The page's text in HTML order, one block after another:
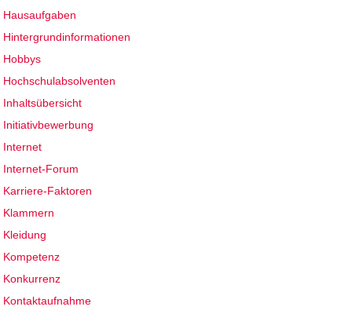
Hausaufgaben
Hintergrundinformationen
Hobbys
Hochschulabsolventen
Inhaltsübersicht
Initiativbewerbung
Internet
Internet-Forum
Karriere-Faktoren
Klammern
Kleidung
Kompetenz
Konkurrenz
Kontaktaufnahme